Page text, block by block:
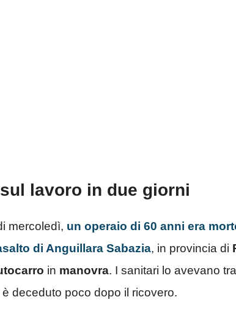
lavoro in due giorni
mercoledì, un operaio di 60 anni era
di Anguillara Sabazia, in provincia di
in manovra. I sanitari lo avevano
è deceduto poco dopo il ricovero.